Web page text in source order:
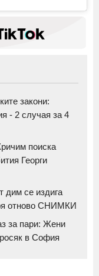
закони:
- 2 случая за 4
поиска
Георги
дим се издига
отново СНИМКИ
за пари: Жени
в София